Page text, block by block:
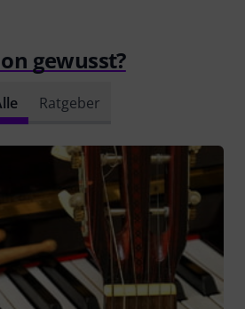
gewusst?
Ratgeber